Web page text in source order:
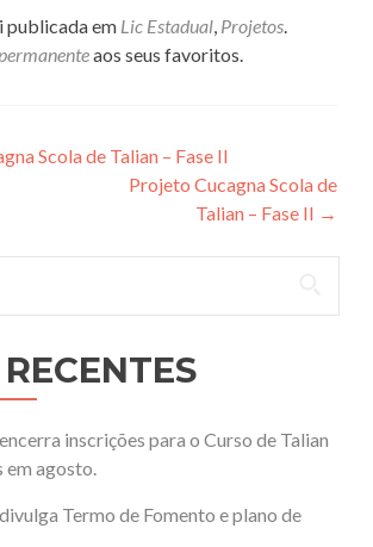
publicada em Lic Estadual, Projetos.
aos seus favoritos.
Scola de Talian – Fase II
Projeto Cucagna Scola de
Talian – Fase II →
inscrições para o Curso de Talian
em agosto.
Termo de Fomento e plano de